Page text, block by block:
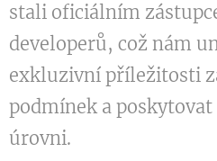
stali oficiálním
developerů, což nám
exkluzivní příležitosti
podmínek a
úrovni.